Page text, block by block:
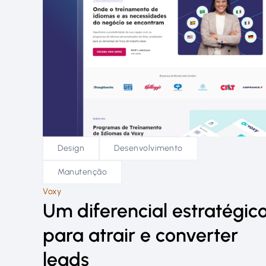
Design Desenvolvimento
Manutenção
Voxy
Um diferencial
para atrair e converter
leads